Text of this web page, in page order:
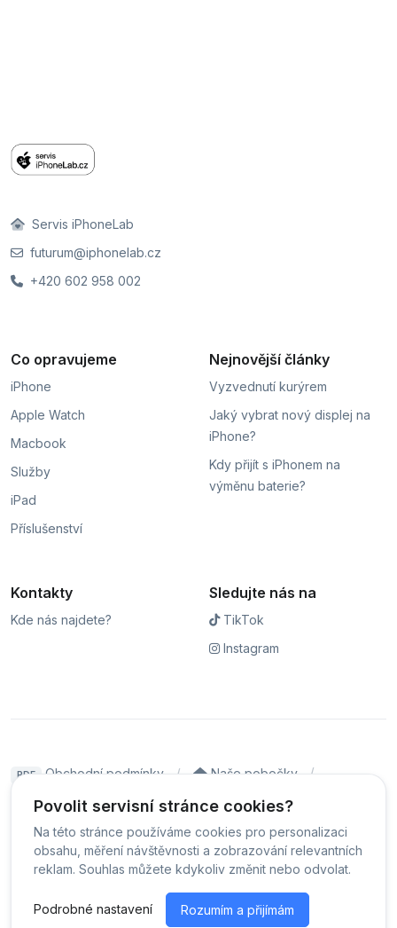
Povolit servisní stránce cookies?
Na této stránce používáme cookies pro personalizaci
obsahu, měření návštěvnosti a zobrazování relevantních
reklam. Souhlas můžete kdykoliv změnit nebo odvolat.
Podrobné nastavení Rozumím a přijímám
Servis iPhoneLab
futurum@iphonelab.cz
+420 602 958 002
Co opravujeme
iPhone
Apple Watch
Macbook
Služby
iPad
Příslušenství
Nejnovější články
Vyzvednutí kurýrem
Jaký vybrat nový displej na
iPhone?
Kdy přijít s iPhonem na
výměnu baterie?
Kontakty
Kde nás najdete?
Sledujte nás na
TikTok
Instagram
PDF Obchodní podmínky
Naše pobočky
Čeština
© Servis iPhoneLab - 2026 - Všechna práva vyhrazena.
Změnit preference cookies